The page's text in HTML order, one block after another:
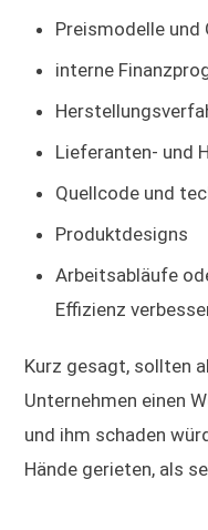
Preismodelle
interne
Lieferanten- und
Quellcode und
Produktdesigns
Arbeitsabläufe
Effizienz
Kurz gesagt, sollten
Unternehmen einen
und ihm schaden
Hände gerieten, als